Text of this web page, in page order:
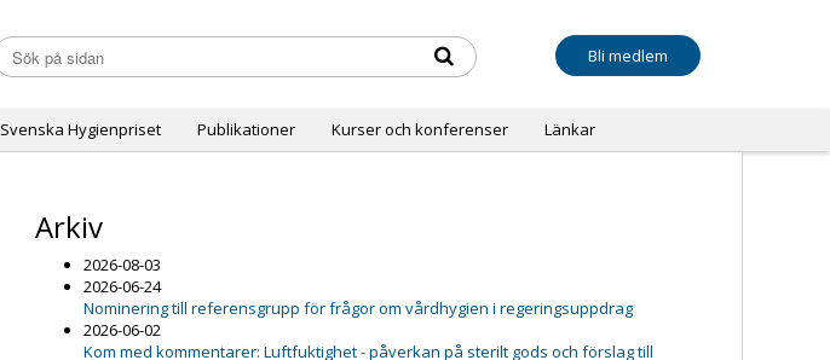
Bli medlem
Svenska Hygienpriset Publikationer Kurser och konferenser Länkar
Arkiv
2026-08-03
2026-06-24
Nominering till referensgrupp för frågor om vårdhygien i regeringsuppdrag
2026-06-02
Kom med kommentarer: Luftfuktighet - påverkan på sterilt gods och förslag till